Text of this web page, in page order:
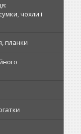
чохли і
планки